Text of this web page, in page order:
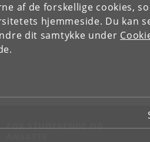
af de forskellige cookies,
hjemmeside. Du kan
dit samtykke under
FOR STUDERENDE OG